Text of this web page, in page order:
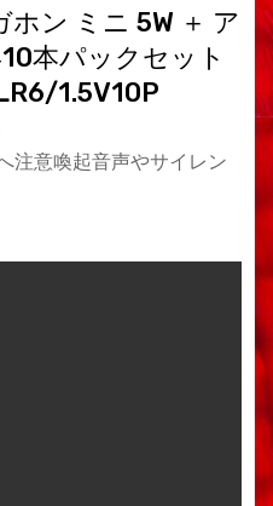
ホン ミニ 5W ＋ ア
本パックセット
1.5V10P
注意喚起音声やサイレン